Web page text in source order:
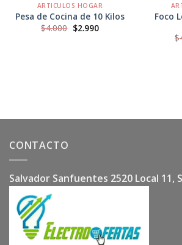
ARTICULOS HOGAR
Pesa de Cocina de 10 Kilos
$4.000 El
precio
$2.990El
precio
Foco
$
CONTACTO
Salvador Sanfuentes 2520 Local 11,